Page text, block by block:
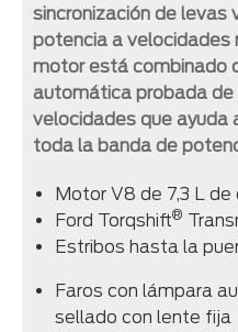
sincronización de levas
potencia a velocidades
motor está combinado
automática probada
velocidades que ayuda
toda la banda de
Motor V8 de 7,3 L
Ford Torqshift®
Estribos hasta la
Faros con lámpara
sellado con lente fija